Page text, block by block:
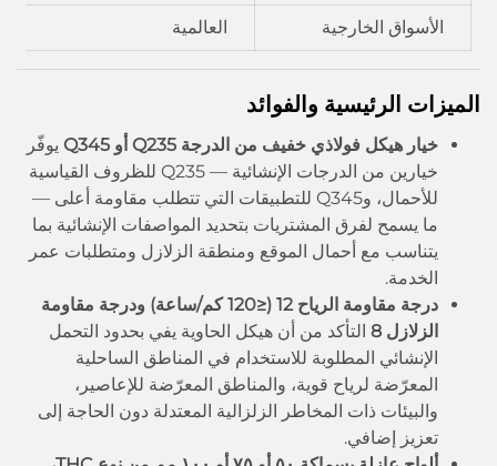
الأسواق الخارجية العالمية
الميزات الرئيسية والفوائد
خيار هيكل فولاذي خفيف من الدرجة Q235 أو Q345
يوفّر
خيارين من الدرجات الإنشائية — Q235 للظروف القياسية
للأحمال، وQ345 للتطبيقات التي تتطلب مقاومة أعلى —
ما يسمح لفرق المشتريات بتحديد المواصفات الإنشائية بما
يتناسب مع أحمال الموقع ومنطقة الزلازل ومتطلبات عمر
الخدمة.
درجة مقاومة الرياح 12 (≤120 كم/ساعة) ودرجة مقاومة
الزلازل 8
التأكد من أن هيكل الحاوية يفي بحدود التحمل
الإنشائي المطلوبة للاستخدام في المناطق الساحلية
المعرّضة لرياح قوية، والمناطق المعرّضة للإعاصير،
والبيئات ذات المخاطر الزلزالية المعتدلة دون الحاجة إلى
تعزيز إضافي.